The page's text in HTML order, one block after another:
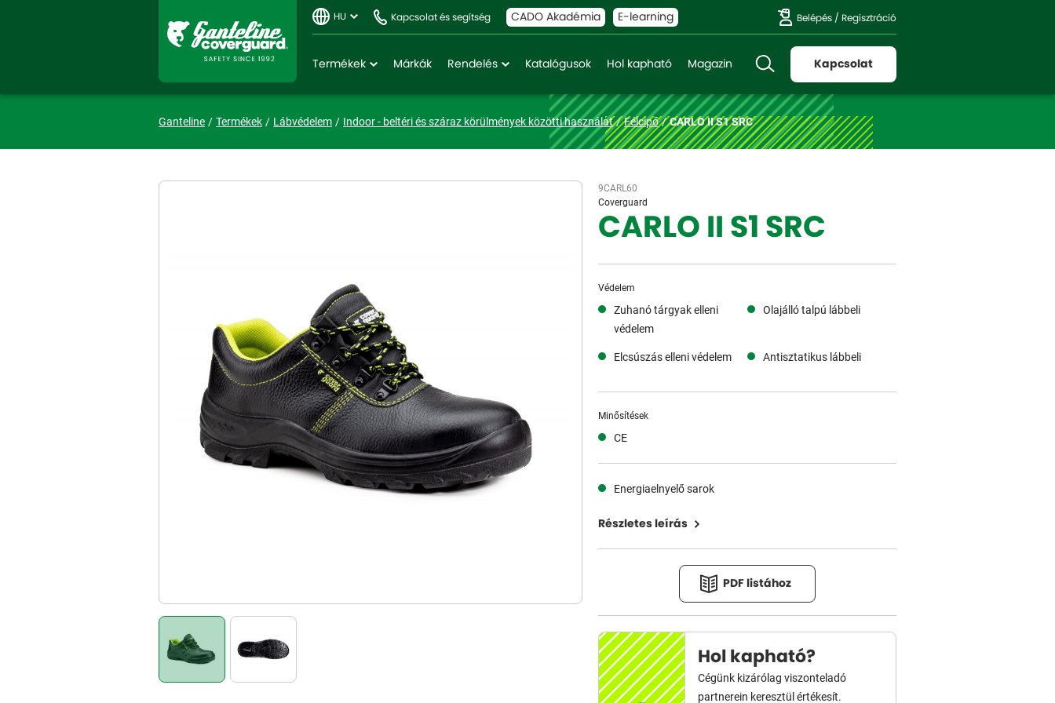
HU Kapcsolat és segítség CADO Akadémia E-learning Belépés / Regisztráció
Termékek Márkák Rendelés Katalógusok Hol kapható Magazin Kapcsolat
Ganteline Termékek Lábvédelem Indoor - beltéri és száraz körülmények közötti használat Félcipő CARLO II S1 SRC
9CARL60
Coverguard
CARLO II S1 SRC
Védelem
Zuhanó tárgyak elleni
védelem
Olajálló talpú lábbeli
Elcsúszás elleni védelem Antisztatikus lábbeli
Minősítések
CE
Energiaelnyelő sarok
Részletes leírás
PDF listához
Hol kapható?
Cégünk kizárólag viszonteladó
partnerein keresztül értékesít.